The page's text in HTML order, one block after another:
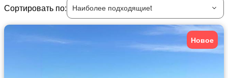
Сортировать по:
Наиболее подходящиеt
Новое